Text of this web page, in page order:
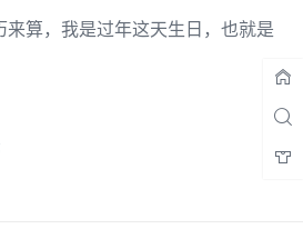
来算，我是过年这天生日，也就是